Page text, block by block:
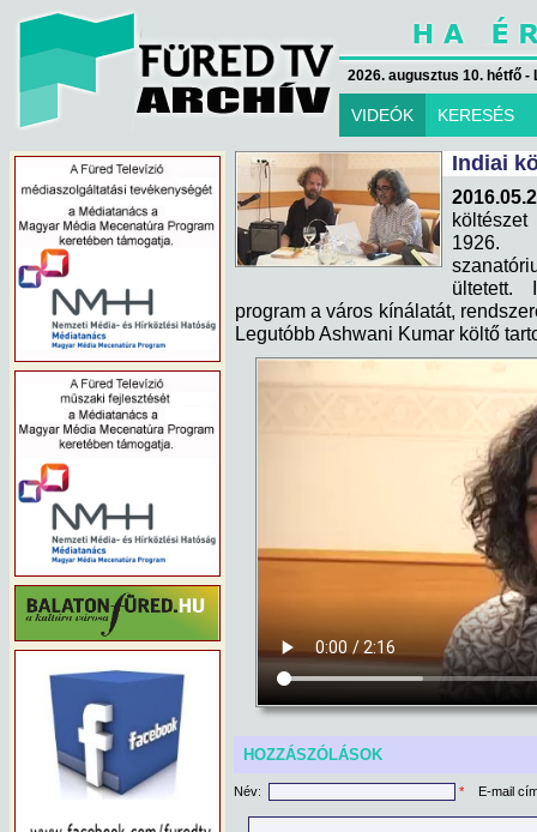
2026. augusztus 10. hétfő -
VIDEÓK KERESÉS
Indiai
1926.
ültetett.
program a város kínálatát,
Legutóbb Ashwani Kumar költő
HOZZÁSZÓLÁSOK
Név: * E-mail